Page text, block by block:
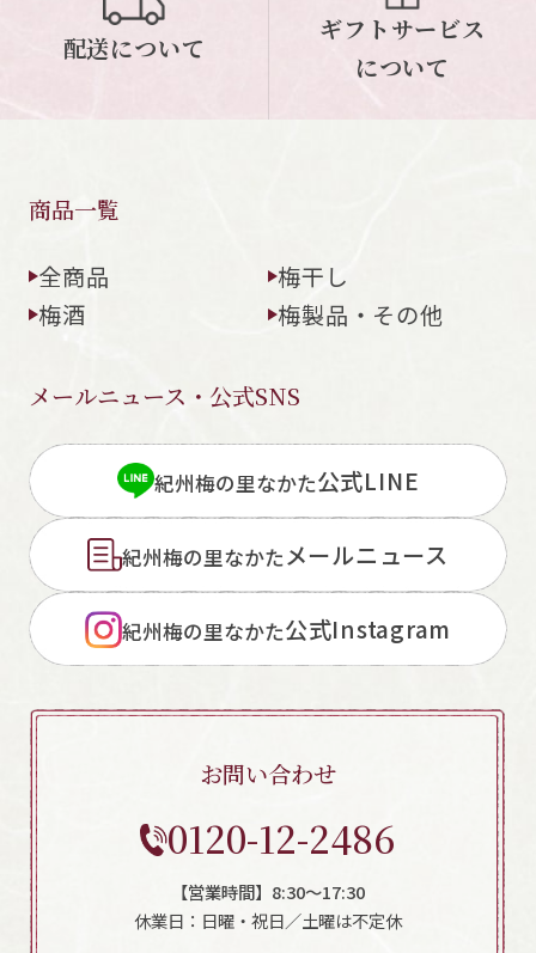
配送について
ギフトサービス
について
商品一覧
全商品
梅干し
梅酒
梅製品・その他
メールニュース・公式SNS
紀州梅の里なかた公式LINE
紀州梅の里なかたメールニュース
紀州梅の里なかた公式Instagram
お問い合わせ
0120-12-2486
【営業時間】8:30～17:30
休業日：日曜・祝日／土曜は不定休